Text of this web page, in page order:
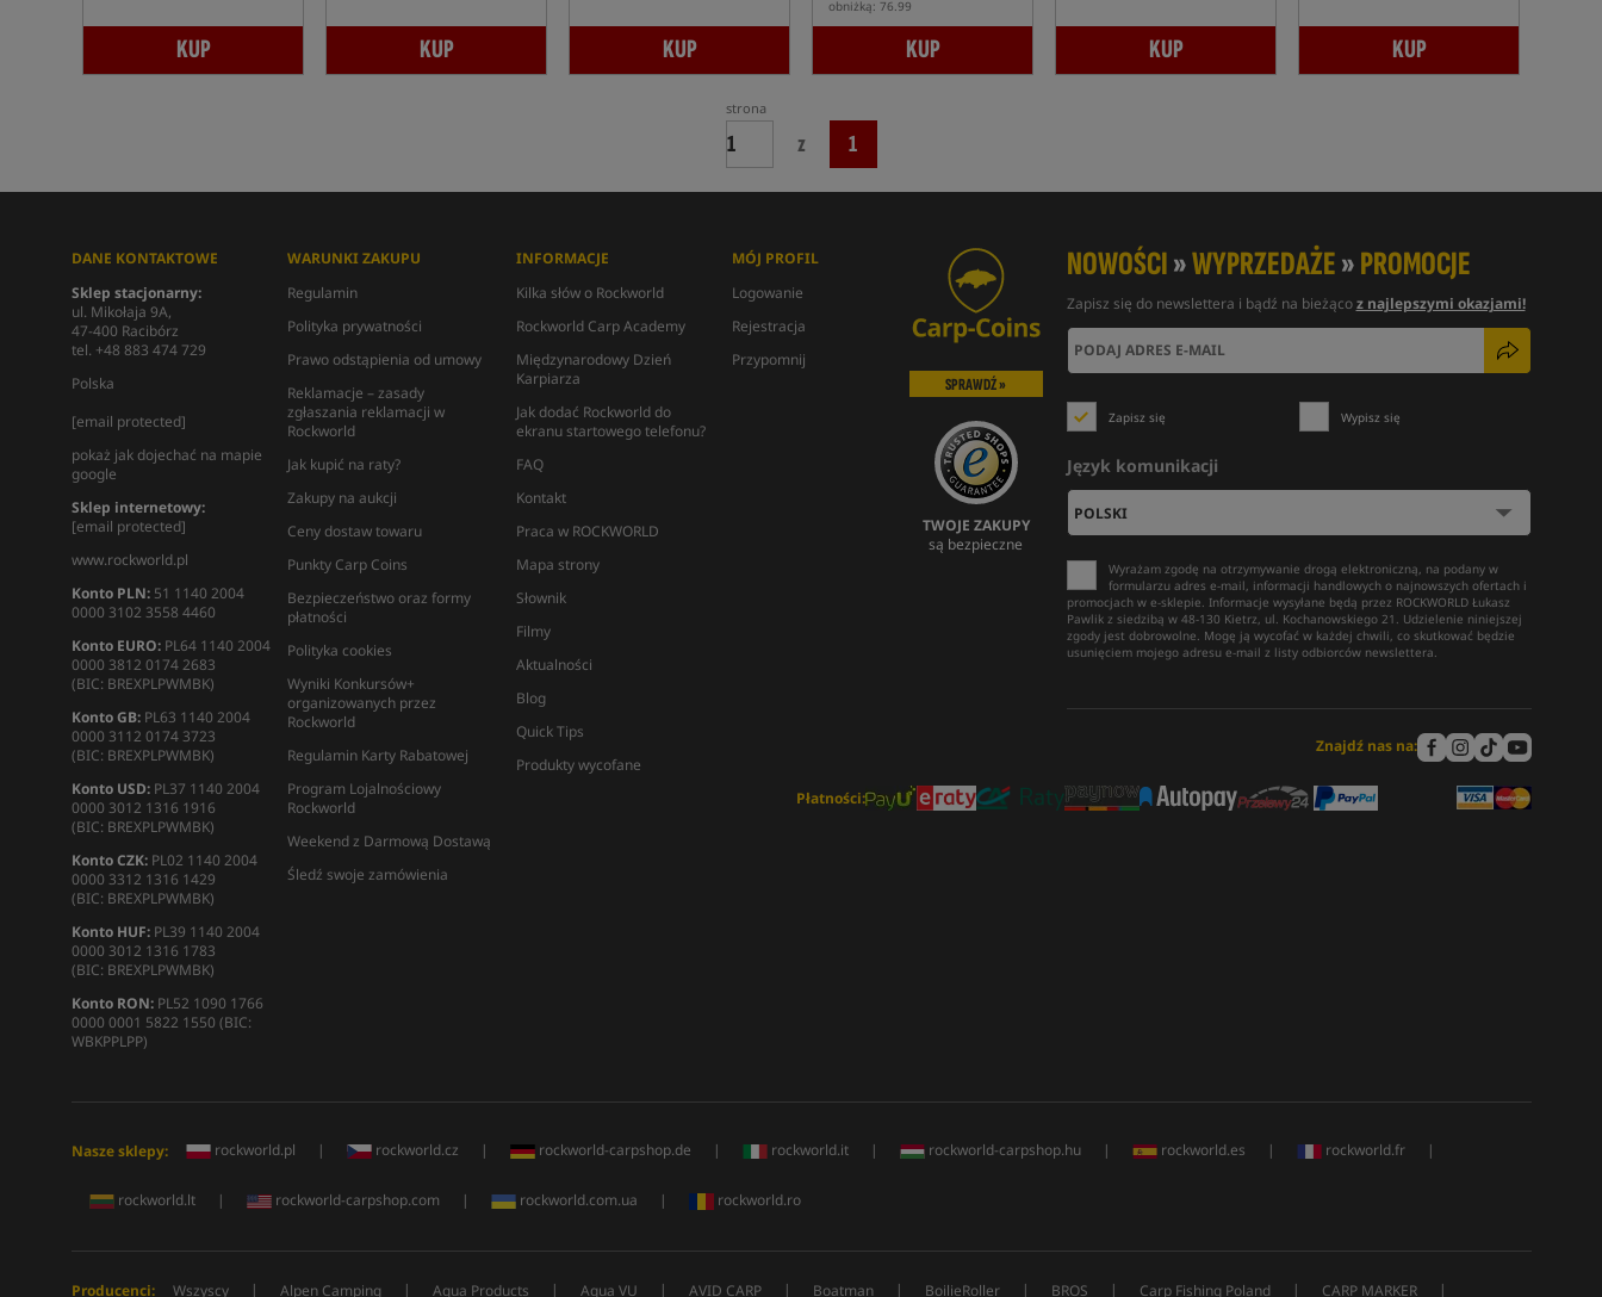
KUP KUP KUP
obniżką: 76.99
KUP KUP KUP
strona
z 1
NOWOŚCI»WYPRZEDAŻE»PROMOCJE
Zapisz się do newslettera i bądź na bieżącoz najlepszymi okazjami!
Zapisz się Wypisz się
Język komunikacji
Wyrażam zgodę na otrzymywanie drogą elektroniczną, na podany w
formularzu adres e-mail, informacji handlowych o najnowszych ofertach i
promocjach w e-sklepie. Informacje wysyłane będą przez ROCKWORLD Łukasz
Pawlik z siedzibą w 48-130 Kietrz, ul. Kochanowskiego 21. Udzielenie niniejszej
zgody jest dobrowolne. Mogę ją wycofać w każdej chwili, co skutkować będzie
usunięciem mojego adresu e-mail z listy odbiorców newslettera.
Znajdź nas na:
Płatności:
DANE KONTAKTOWE
Sklep stacjonarny:
ul. Mikołaja 9A,
47-400 Racibórz
tel. +48 883 474 729
Polska
[email protected]
pokaż jak dojechać na mapie
google
Sklep internetowy:
[email protected]
www.rockworld.pl
Konto PLN:51 1140 2004
0000 3102 3558 4460
Konto EURO:PL64 1140 2004
0000 3812 0174 2683
(BIC: BREXPLPWMBK)
Konto GB:PL63 1140 2004
0000 3112 0174 3723
(BIC: BREXPLPWMBK)
Konto USD:PL37 1140 2004
0000 3012 1316 1916
(BIC: BREXPLPWMBK)
Konto CZK:PL02 1140 2004
0000 3312 1316 1429
(BIC: BREXPLPWMBK)
Konto HUF:PL39 1140 2004
0000 3012 1316 1783
(BIC: BREXPLPWMBK)
Konto RON:PL52 1090 1766
0000 0001 5822 1550 (BIC:
WBKPPLPP)
WARUNKI ZAKUPU
Regulamin
Polityka prywatności
Prawo odstąpienia od umowy
Reklamacje – zasady
zgłaszania reklamacji w
Rockworld
Jak kupić na raty?
Zakupy na aukcji
Ceny dostaw towaru
Punkty Carp Coins
Bezpieczeństwo oraz formy
płatności
Polityka cookies
Wyniki Konkursów+
organizowanych przez
Rockworld
Regulamin Karty Rabatowej
Program Lojalnościowy
Rockworld
Weekend z Darmową Dostawą
Śledź swoje zamówienia
INFORMACJE
Kilka słów o Rockworld
Rockworld Carp Academy
Międzynarodowy Dzień
Karpiarza
Jak dodać Rockworld do
ekranu startowego telefonu?
FAQ
Kontakt
Praca w ROCKWORLD
Mapa strony
Słownik
Filmy
Aktualności
Blog
Quick Tips
Produkty wycofane
MÓJ PROFIL
Logowanie
Rejestracja
Przypomnij
SPRAWDŹ »
TWOJE ZAKUPY
są bezpieczne
Nasze sklepy: rockworld.pl | rockworld.cz | rockworld-carpshop.de | rockworld.it | rockworld-carpshop.hu | rockworld.es | rockworld.fr |
rockworld.lt | rockworld-carpshop.com | rockworld.com.ua | rockworld.ro
Producenci: Wszyscy | Alpen Camping | Aqua Products | Aqua VU | AVID CARP | Boatman | BoilieRoller | BROS | Carp Fishing Poland | CARP MARKER |